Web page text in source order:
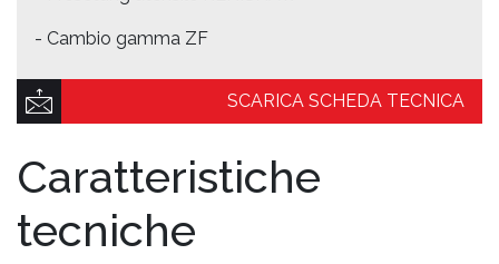
- Cambio gamma ZF
SCARICA SCHEDA TECNICA
Caratteristiche
tecniche